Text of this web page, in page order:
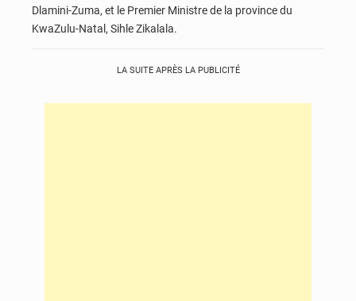
Dlamini-Zuma, et le Premier Ministre de la province du
KwaZulu-Natal, Sihle Zikalala.
LA SUITE APRÈS LA PUBLICITÉ